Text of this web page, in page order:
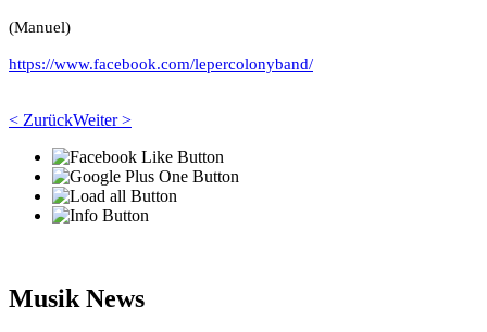
(Manuel)
https://www.facebook.com/lepercolonyband/
< ZurückWeiter >
Musik News